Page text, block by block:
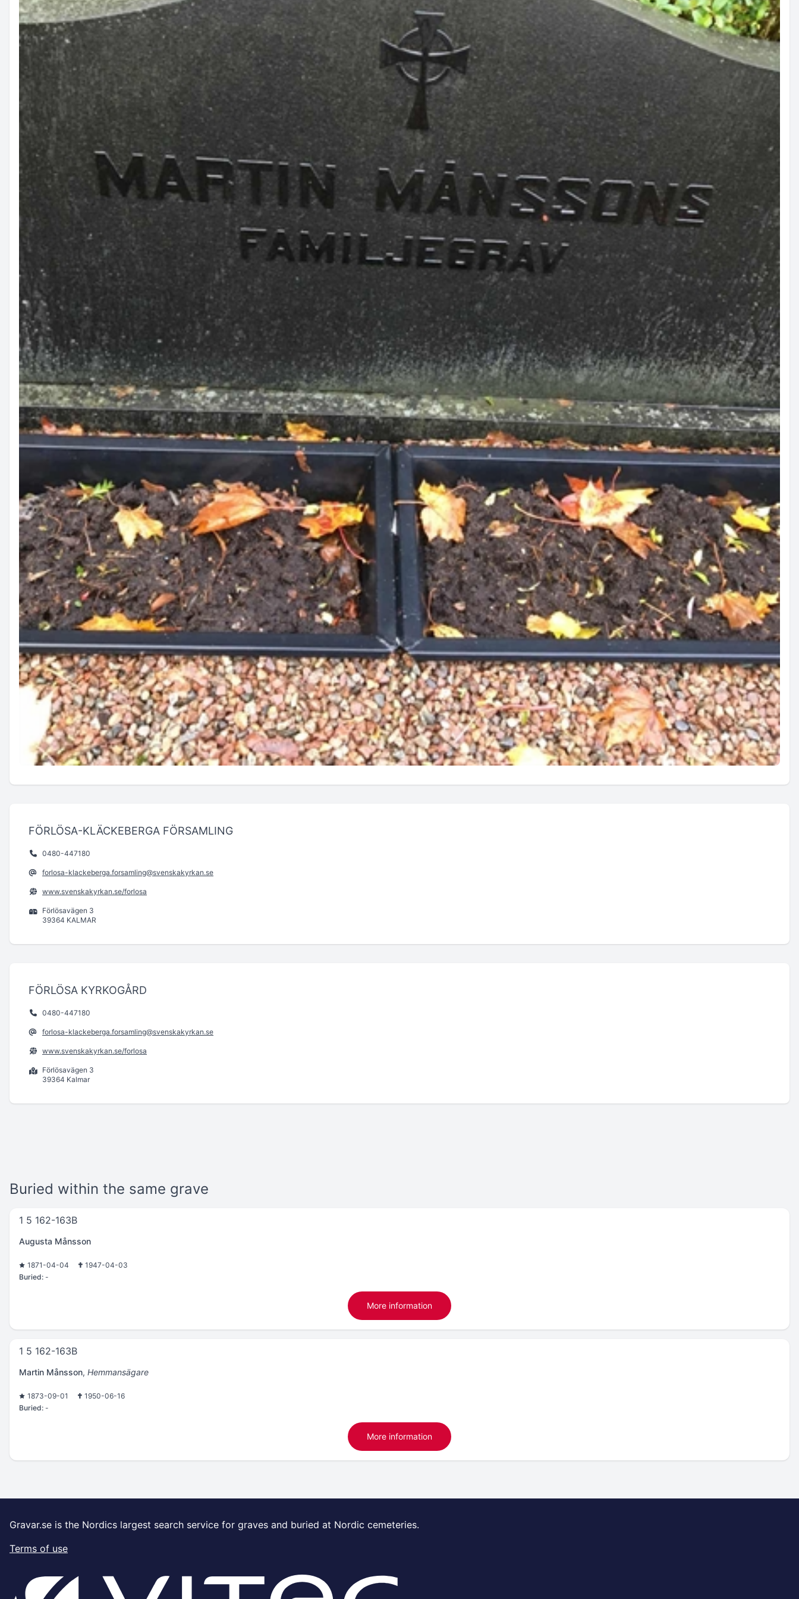
FÖRLÖSA-KLÄCKEBERGA FÖRSAMLING
0480-447180
forlosa-klackeberga.forsamling@svenskakyrkan.se
www.svenskakyrkan.se/forlosa
Förlösavägen 3
39364 KALMAR
FÖRLÖSA KYRKOGÅRD
0480-447180
forlosa-klackeberga.forsamling@svenskakyrkan.se
www.svenskakyrkan.se/forlosa
Förlösavägen 3
39364 Kalmar
Buried within the same grave
1 5 162-163B
Augusta Månsson
1871-04-04
1947-04-03
Buried: -
More information
1 5 162-163B
Martin Månsson, Hemmansägare
1873-09-01
1950-06-16
Buried: -
More information
Gravar.se is the Nordics largest search service for graves and buried at Nordic cemeteries.
Terms of use